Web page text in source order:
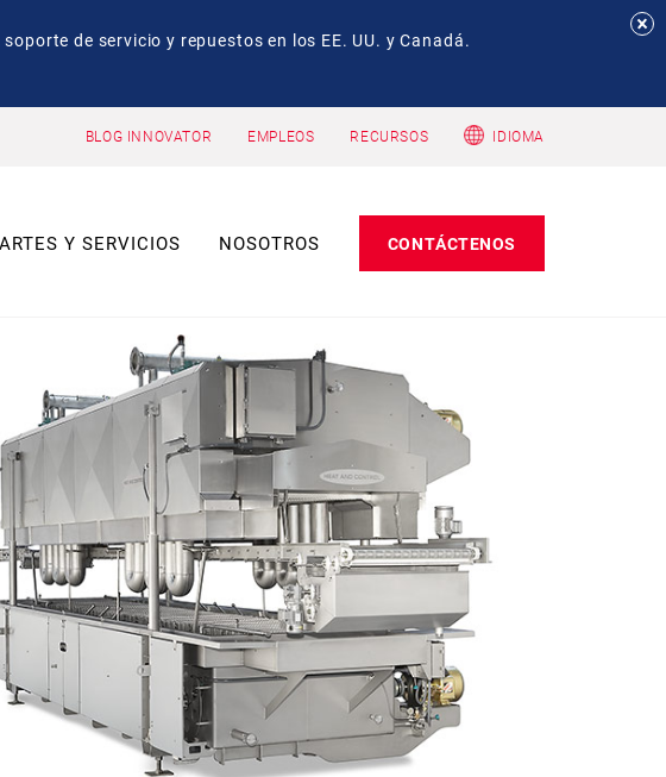
de servicio y repuestos en los EE. UU. y Canadá.
BLOG INNOVATOR EMPLEOS RECURSOS IDIOMA
Y SERVICIOS NOSOTROS CONTÁCTENOS